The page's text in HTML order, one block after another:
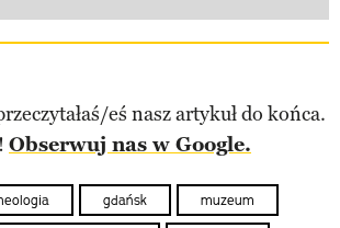
eś nasz artykuł do końca.
Obserwuj nas w Google.
gdańsk muzeum